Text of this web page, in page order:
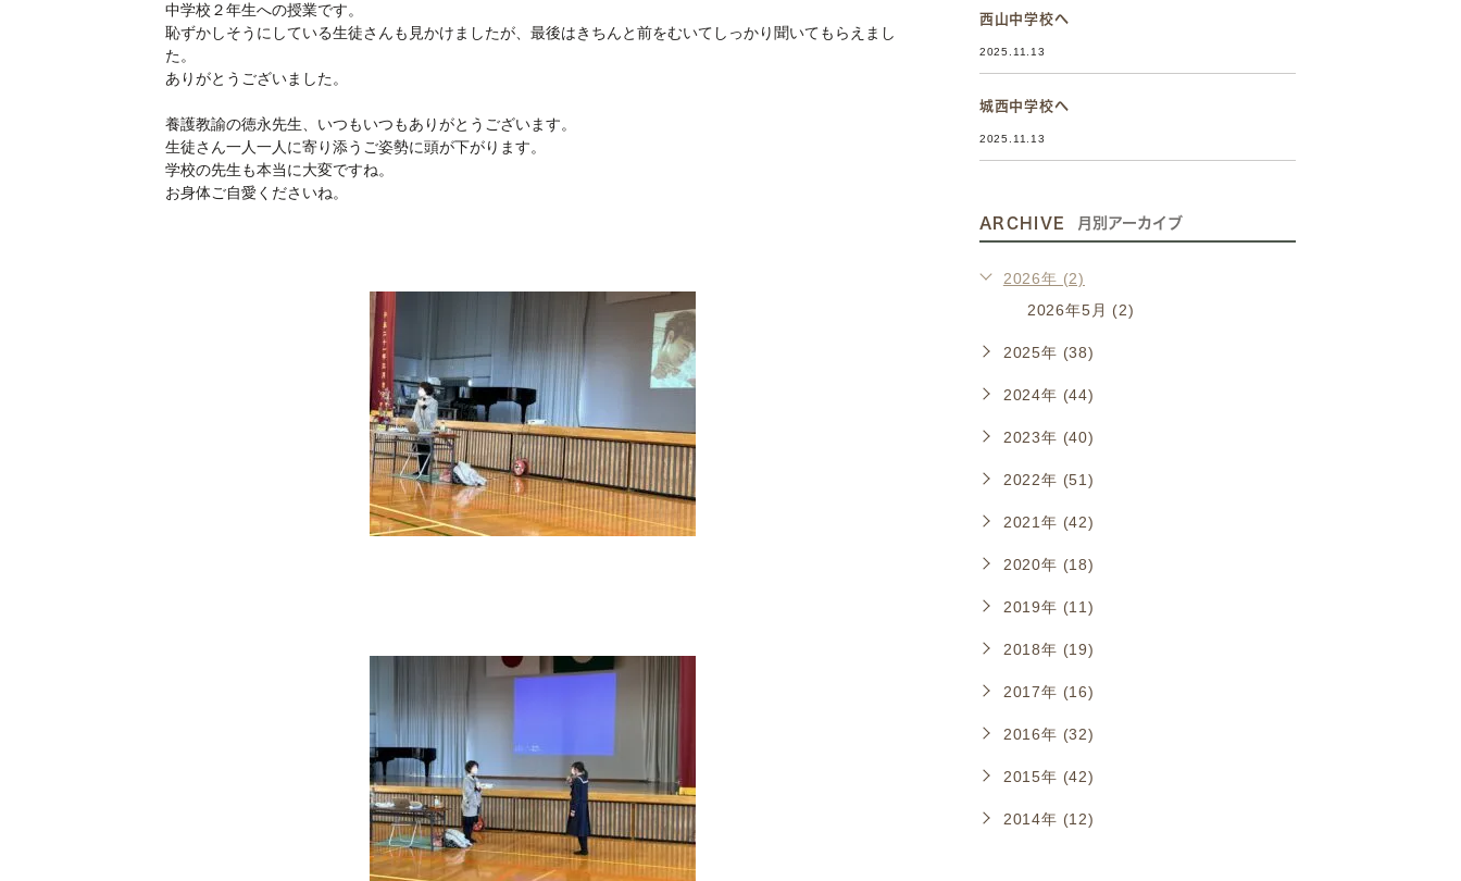
中学校２年生への授業です。
恥ずかしそうにしている生徒さんも見かけましたが、最後はきちんと前をむいてしっかり聞いてもらえまし
た。
ありがとうございました。
養護教諭の徳永先生、いつもいつもありがとうございます。
生徒さん一人一人に寄り添うご姿勢に頭が下がります。
学校の先生も本当に大変ですね。
お身体ご自愛くださいね。
西山中学校へ
2025.11.13
城西中学校へ
2025.11.13
ARCHIVE 月別アーカイブ
2026年 (2)
2026年5月 (2)
2025年 (38)
2024年 (44)
2023年 (40)
2022年 (51)
2021年 (42)
2020年 (18)
2019年 (11)
2018年 (19)
2017年 (16)
2016年 (32)
2015年 (42)
2014年 (12)